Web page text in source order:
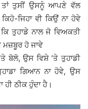
ਤਾਂ ਤੁਸੀਂ ਉਸਨੂੰ ਆਪਣੇ ਵੱਲ
ਜਿਹਾ ਵੀ ਕਿਉਂ ਨਾ ਹੋਵੇ
ਤੁਹਾਡੇ ਨਾਲ ਜੋ ਵਿਅਕਤੀ
ਹੋ ਜਾਵੇ
ਬੋਲੋ, ਉਸ ਵਿਸ਼ੇ ’ਤੇ ਤੁਹਾਡੀ
ਗਿਆਨ ਨਾ ਹੋਵੇ, ਉਸ
ਠੀਕ ਹੁੰਦਾ ਹੈ।